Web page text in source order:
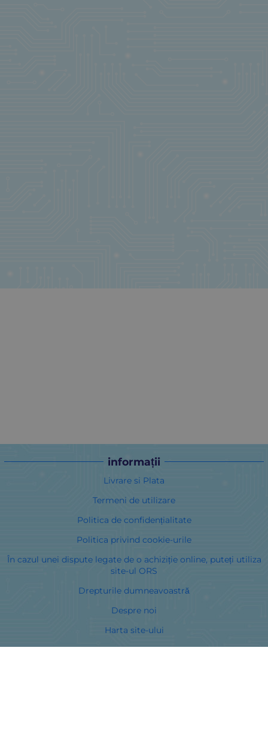
informații
Livrare si Plata
Termeni de utilizare
Politica de confidențialitate
Politica privind cookie-urile
În cazul unei dispute legate de o achiziție online, puteți utiliza
site-ul ORS
Drepturile dumneavoastră
Despre noi
Harta site-ului
Contacte